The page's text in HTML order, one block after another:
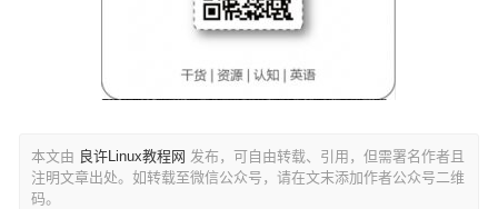
本文由 良许Linux教程网 发布，可自由转载、引用，但需署名作者且
注明文章出处。如转载至微信公众号，请在文末添加作者公众号二维
码。